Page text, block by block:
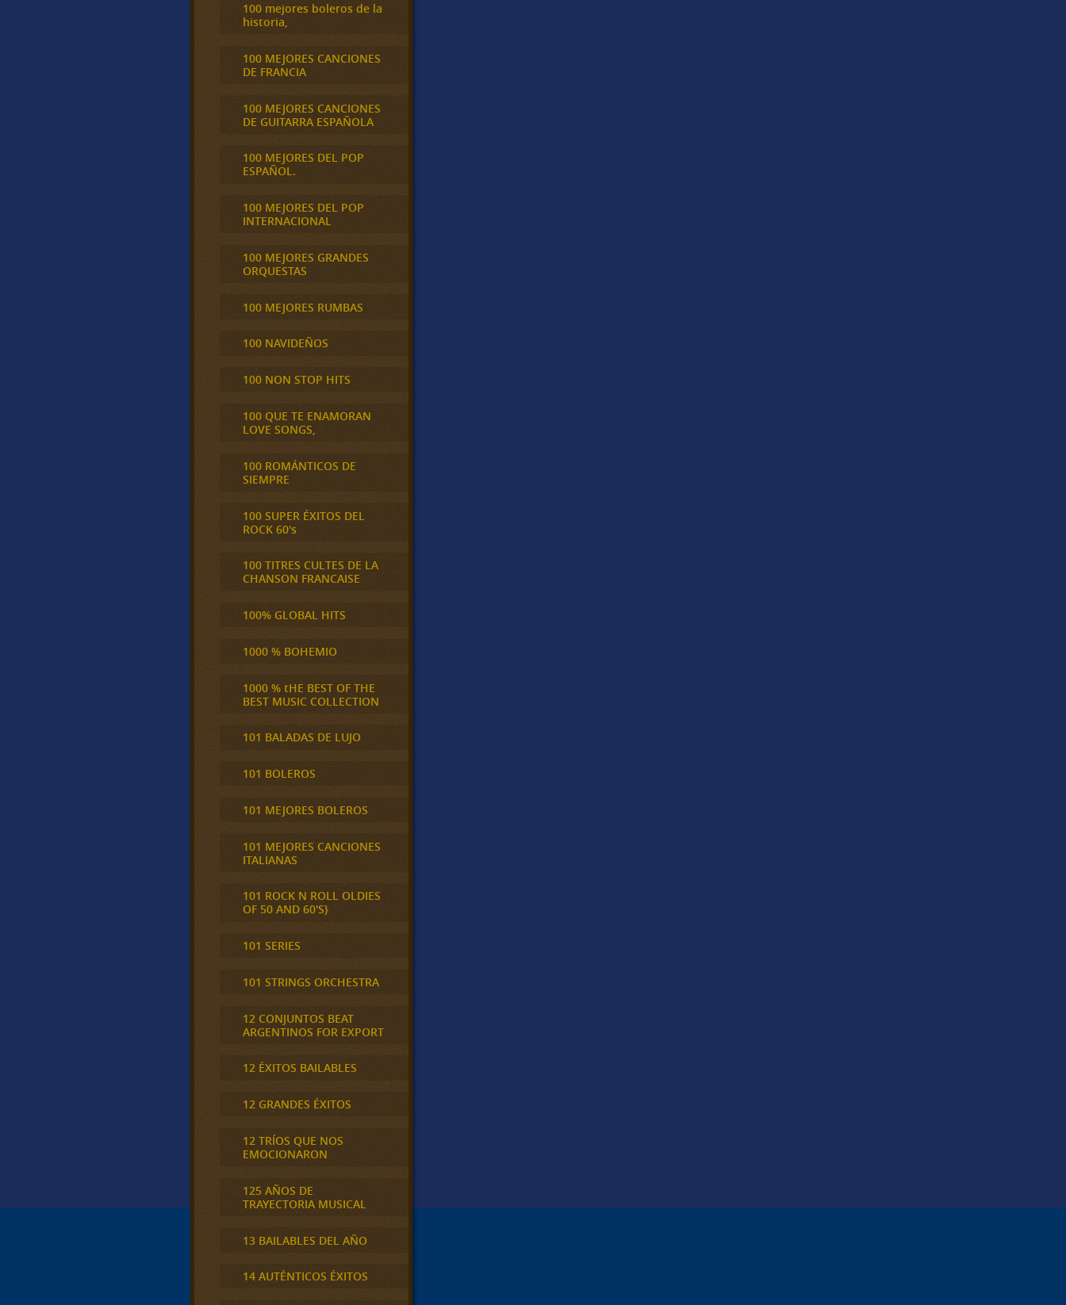
100 mejores boleros de la
historia,
100 MEJORES CANCIONES
DE FRANCIA
100 MEJORES CANCIONES
DE GUITARRA ESPAÑOLA
100 MEJORES DEL POP
ESPAÑOL.
100 MEJORES DEL POP
INTERNACIONAL
100 MEJORES GRANDES
ORQUESTAS
100 MEJORES RUMBAS
100 NAVIDEÑOS
100 NON STOP HITS
100 QUE TE ENAMORAN
LOVE SONGS,
100 ROMÁNTICOS DE
SIEMPRE
100 SUPER ÉXITOS DEL
ROCK 60's
100 TITRES CULTES DE LA
CHANSON FRANCAISE
100% GLOBAL HITS
1000 % BOHEMIO
1000 % tHE BEST OF THE
BEST MUSIC COLLECTION
101 BALADAS DE LUJO
101 BOLEROS
101 MEJORES BOLEROS
101 MEJORES CANCIONES
ITALIANAS
101 ROCK N ROLL OLDIES
OF 50 AND 60'S}
101 SERIES
101 STRINGS ORCHESTRA
12 CONJUNTOS BEAT
ARGENTINOS FOR EXPORT
12 ÉXITOS BAILABLES
12 GRANDES ÉXITOS
12 TRÍOS QUE NOS
EMOCIONARON
125 AÑOS DE
TRAYECTORIA MUSICAL
13 BAILABLES DEL AÑO
14 AUTÉNTICOS ÉXITOS